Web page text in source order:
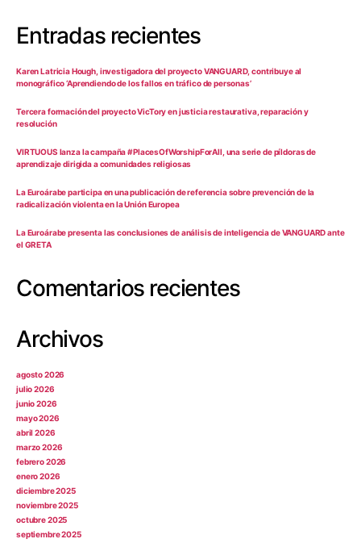
Entradas recientes
Karen Latricia Hough, investigadora del proyecto VANGUARD, contribuye al
monográfico ‘Aprendiendo de los fallos en tráfico de personas’
Tercera formación del proyecto VicTory en justicia restaurativa, reparación y
resolución
VIRTUOUS lanza la campaña #PlacesOfWorshipForAll, una serie de píldoras de
aprendizaje dirigida a comunidades religiosas
La Euroárabe participa en una publicación de referencia sobre prevención de la
radicalización violenta en la Unión Europea
La Euroárabe presenta las conclusiones de análisis de inteligencia de VANGUARD ante
el GRETA
Comentarios recientes
Archivos
agosto 2026
julio 2026
junio 2026
mayo 2026
abril 2026
marzo 2026
febrero 2026
enero 2026
diciembre 2025
noviembre 2025
octubre 2025
septiembre 2025